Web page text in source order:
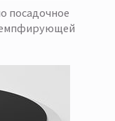
посадочное